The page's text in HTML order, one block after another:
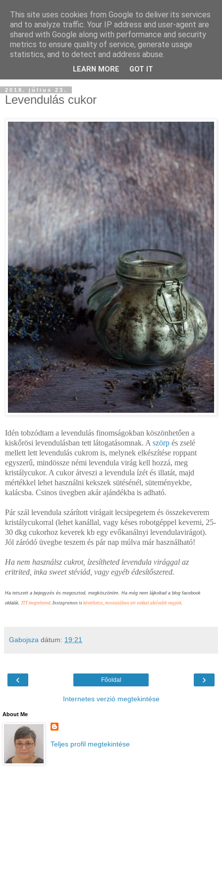
2018. július 23.
Levendulás cukor
Idén tobzódtam a levendulás finomságokban köszönhetően a
kiskőrösi levendulásban tett látogatásomnak. A szörp és zselé
mellett lett levendulás cukrom is, melynek elkészítése roppant
egyszerű, mindössze némi levendula virág kell hozzá, meg
kristálycukor. A cukor átveszi a levendula ízét és illatát, majd
mértékkel lehet használni kekszek sütésénél, süteményekbe,
kalácsba. Csinos üvegben akár ajándékba is adható.
Pár szál levendula szárított virágait lecsipegetem és összekeverem
kristálycukorral (lehet kanállal, vagy késes robotgéppel keverni, 25-
30 dkg cukorhoz keverek kb egy evőkanálnyi levendulavirágot).
Jól záródó üvegbe teszem és pár nap múlva már használható!
Ha nem használsz cukrot, ízesítheted levendula virággal az
eritrited, inka sweet stéviád, vagy egyéb édesítőszered.
Ha tetszett a bejegyzés és megosztod, megköszönöm. Ha még nem lájkoltad a blog facebook
oldalát, ITT megteheted. Instagramon is követhetsz, mostanában ott sokkal aktívabb vagyok.
Gabojsza dátum: 19:21
‹ ›
Főoldal
Internetes verzió megtekintése
About Me
Teljes profil megtekintése
This site uses cookies from Google to deliver its services
and to analyze traffic. Your IP address and user-agent are
shared with Google along with performance and security
metrics to ensure quality of service, generate usage
statistics, and to detect and address abuse.
LEARN MORE GOT IT